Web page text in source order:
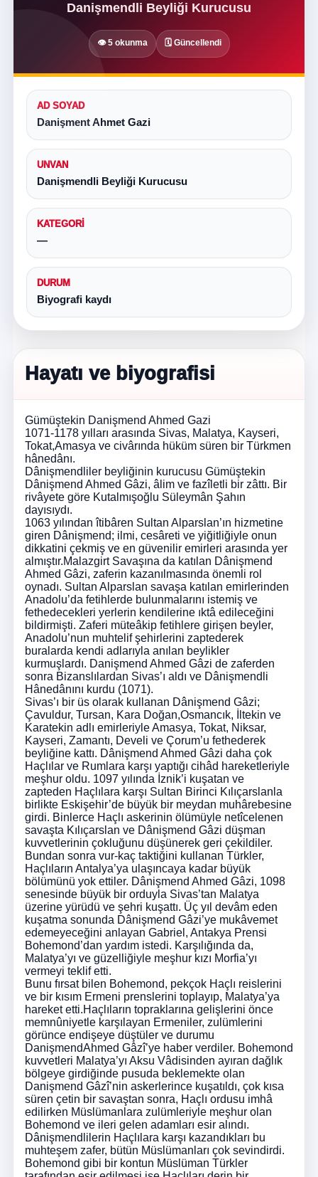
Danişmendli Beyliği Kurucusu
👁 5 okunma 🗓 Güncellendi
AD SOYAD
Danişment Ahmet Gazi
UNVAN
Danişmendli Beyliği Kurucusu
KATEGORI
—
DURUM
Biyografi kaydı
Hayatı ve biyografisi
Gümüştekin Danişmend Ahmed Gazi
1071-1178 yılları arasında Sivas, Malatya, Kayseri,
Tokat,Amasya ve civârında hüküm süren bir Türkmen
hânedânı.
Dânişmendliler beyliğinin kurucusu Gümüştekin
Dânişmend Ahmed Gâzi, âlim ve fazîletli bir zâttı. Bir
rivâyete göre Kutalmışoğlu Süleymân Şahın
dayısıydı.
1063 yılından îtibâren Sultan Alparslan’ın hizmetine
giren Dânişmend; ilmi, cesâreti ve yiğitliğiyle onun
dikkatini çekmiş ve en güvenilir emirleri arasında yer
almıştır.Malazgirt Savaşına da katılan Dânişmend
Ahmed Gâzi, zaferin kazanılmasında önemli rol
oynadı. Sultan Alparslan savaşa katılan emirlerinden
Anadolu’da fetihlerde bulunmalarını istemiş ve
fethedecekleri yerlerin kendilerine ıktâ edileceğini
bildirmişti. Zaferi müteâkip fetihlere girişen beyler,
Anadolu’nun muhtelif şehirlerini zaptederek
buralarda kendi adlarıyla anılan beylikler
kurmuşlardı. Danişmend Ahmed Gâzi de zaferden
sonra Bizanslılardan Sivas’ı aldı ve Dânişmendli
Hânedânını kurdu (1071).
Sivas’ı bir üs olarak kullanan Dânişmend Gâzi;
Çavuldur, Tursan, Kara Doğan,Osmancık, İltekin ve
Karatekin adlı emirleriyle Amasya, Tokat, Niksar,
Kayseri, Zamantı, Develi ve Çorum’u fethederek
beyliğine kattı. Dânişmend Ahmed Gâzi daha çok
Haçlılar ve Rumlara karşı yaptığı cihâd hareketleriyle
meşhur oldu. 1097 yılında İznik’i kuşatan ve
zapteden Haçlılara karşı Sultan Birinci Kılıçarslanla
birlikte Eskişehir’de büyük bir meydan muhârebesine
girdi. Binlerce Haçlı askerinin ölümüyle netîcelenen
savaşta Kılıçarslan ve Dânişmend Gâzi düşman
kuvvetlerinin çokluğunu düşünerek geri çekildiler.
Bundan sonra vur-kaç taktiğini kullanan Türkler,
Haçlıların Antalya’ya ulaşıncaya kadar büyük
bölümünü yok ettiler. Dânişmend Ahmed Gâzi, 1098
senesinde büyük bir orduyla Sivas’tan Malatya
üzerine yürüdü ve şehri kuşattı. Üç yıl devâm eden
kuşatma sonunda Dânişmend Gâzi’ye mukâvemet
edemeyeceğini anlayan Gabriel, Antakya Prensi
Bohemond’dan yardım istedi. Karşılığında da,
Malatya’yı ve güzelliğiyle meşhur kızı Morfia’yı
vermeyi teklif etti.
Bunu fırsat bilen Bohemond, pekçok Haçlı reislerini
ve bir kısım Ermeni prenslerini toplayıp, Malatya’ya
hareket etti.Haçlıların topraklarına gelişlerini önce
memnûniyetle karşılayan Ermeniler, zulümlerini
görünce endişeye düştüler ve durumu
DanişmendAhmed Gâzî’ye haber verdiler. Bohemond
kuvvetleri Malatya’yı Aksu Vâdisinden ayıran dağlık
bölgeye girdiğinde pusuda beklemekte olan
Danişmend Gâzî’nin askerlerince kuşatıldı, çok kısa
süren çetin bir savaştan sonra, Haçlı ordusu imhâ
edilirken Müslümanlara zulümleriyle meşhur olan
Bohemond ve ileri gelen adamları esir alındı.
Dânişmendlilerin Haçlılara karşı kazandıkları bu
muhteşem zafer, bütün Müslümanları çok sevindirdi.
Bohemond gibi bir kontun Müslüman Türkler